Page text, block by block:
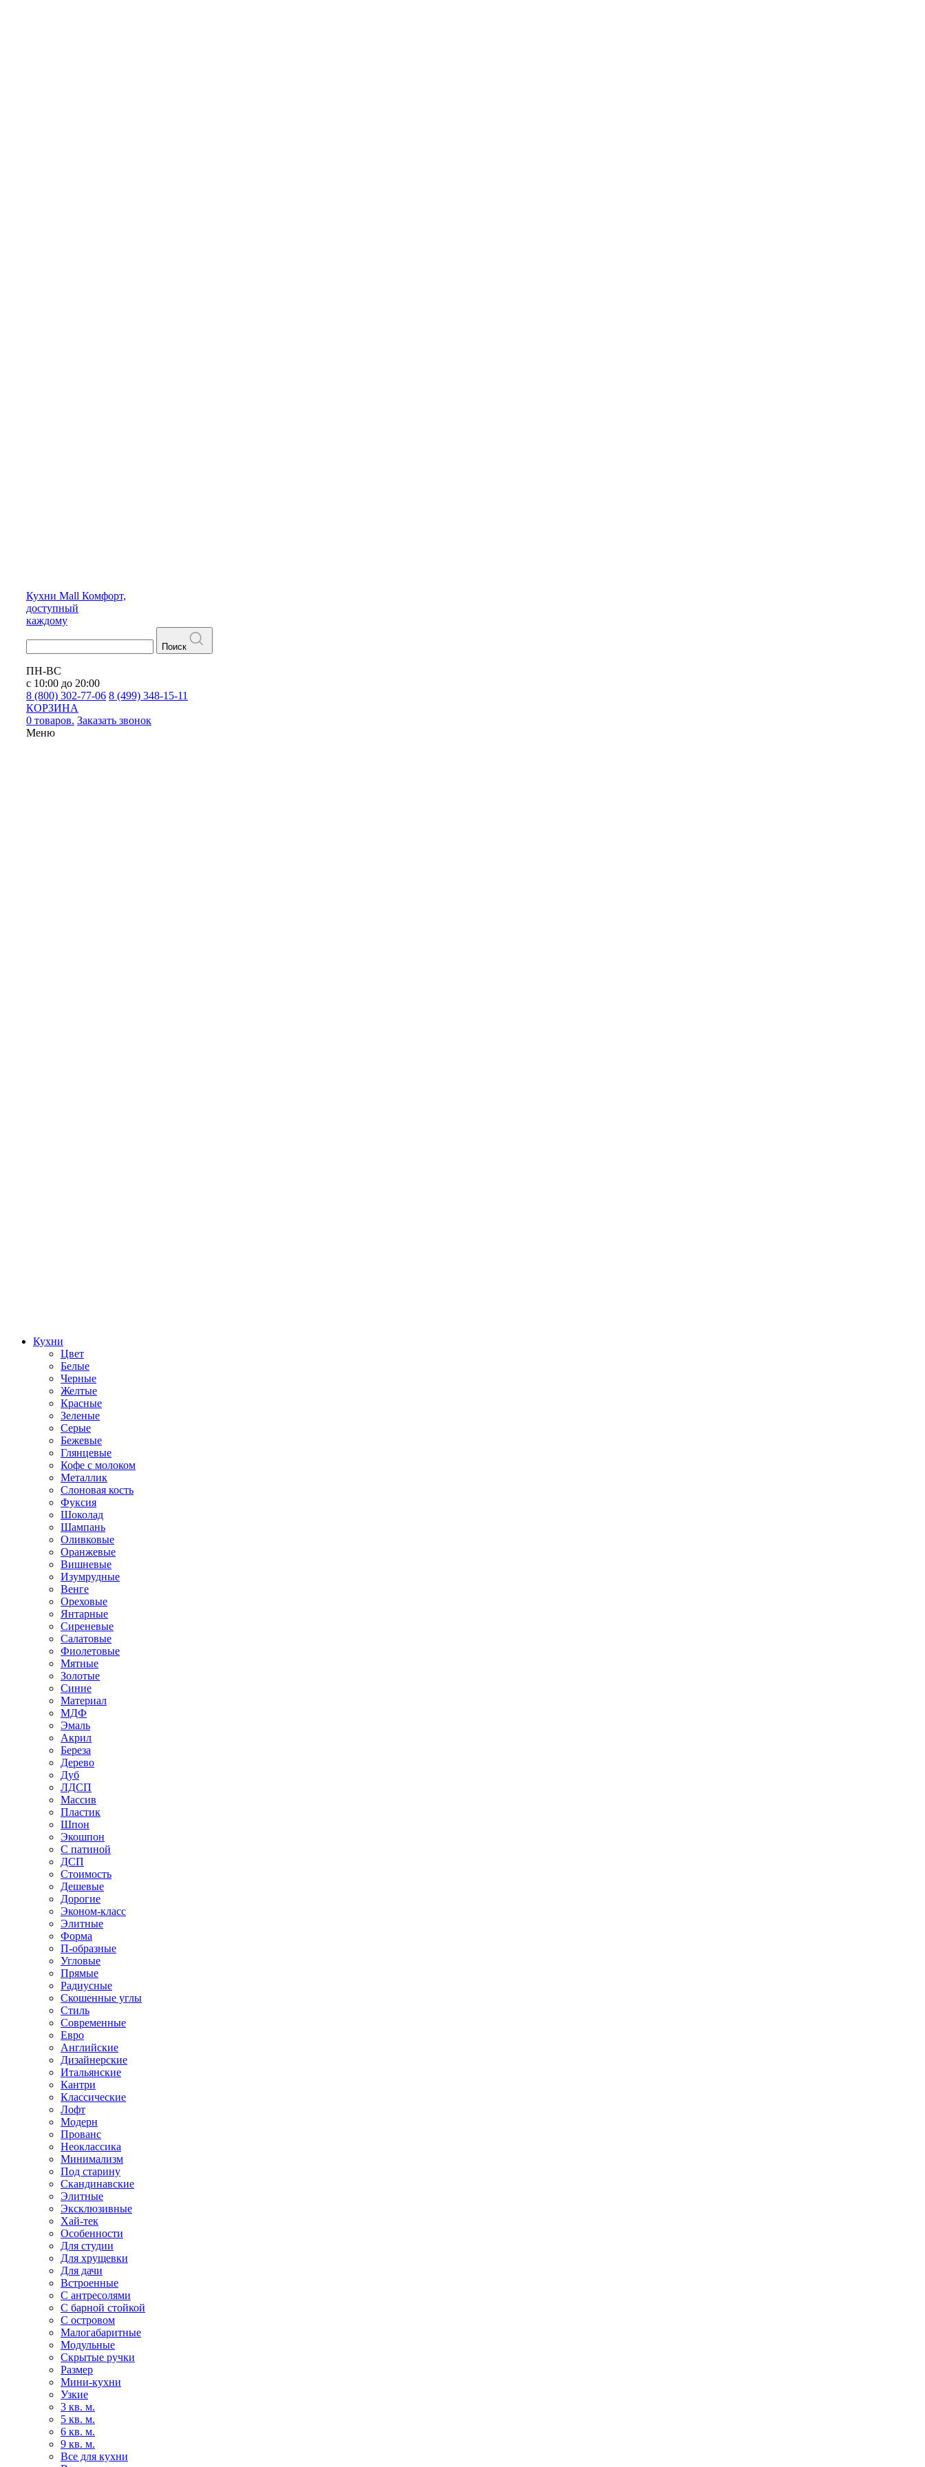
Кухни Mall Комфорт,
доступный
каждому
Поиск
ПН-ВС
с 10:00 до 20:00
8 (800) 302-77-06 8 (499) 348-15-11
КОРЗИНА
0 товаров. Заказать звонок
Меню
Кухни
Цвет
Белые
Черные
Желтые
Красные
Зеленые
Серые
Бежевые
Глянцевые
Кофе с молоком
Металлик
Слоновая кость
Фуксия
Шоколад
Шампань
Оливковые
Оранжевые
Вишневые
Изумрудные
Венге
Ореховые
Янтарные
Сиреневые
Салатовые
Фиолетовые
Мятные
Золотые
Синие
Материал
МДФ
Эмаль
Акрил
Береза
Дерево
Дуб
ЛДСП
Массив
Пластик
Шпон
Экошпон
С патиной
ДСП
Стоимость
Дешевые
Дорогие
Эконом-класс
Элитные
Форма
П-образные
Угловые
Прямые
Радиусные
Скошенные углы
Стиль
Современные
Евро
Английские
Дизайнерские
Итальянские
Кантри
Классические
Лофт
Модерн
Прованс
Неоклассика
Минимализм
Под старину
Скандинавские
Элитные
Эксклюзивные
Хай-тек
Особенности
Для студии
Для хрущевки
Для дачи
Встроенные
С антресолями
С барной стойкой
С островом
Малогабаритные
Модульные
Скрытые ручки
Размер
Мини-кухни
Узкие
3 кв. м.
5 кв. м.
6 кв. м.
9 кв. м.
Все для кухни